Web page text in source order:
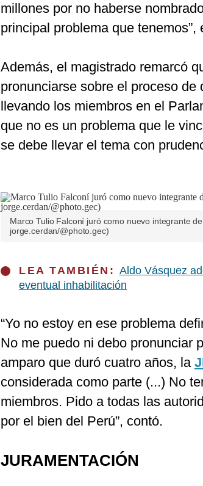
millones por no haberse
principal problema que tenemos”,
Además, el magistrado remarcó
pronunciarse sobre el proceso de
llevando los miembros en el
que no es un problema que le
se debe llevar el tema con
Marco Tulio Falconí juró como nuevo integrante
jorge.cerdan/@photo.gec)
LEA TAMBIÉN: Aldo Vásquez
eventual inhabilitación
“Yo no estoy en ese problema
No me puedo ni debo pronunciar
amparo que duró cuatro años, la
considerada como parte (...) No
miembros. Pido a todas las
por el bien del Perú”, contó.
JURAMENTACIÓN